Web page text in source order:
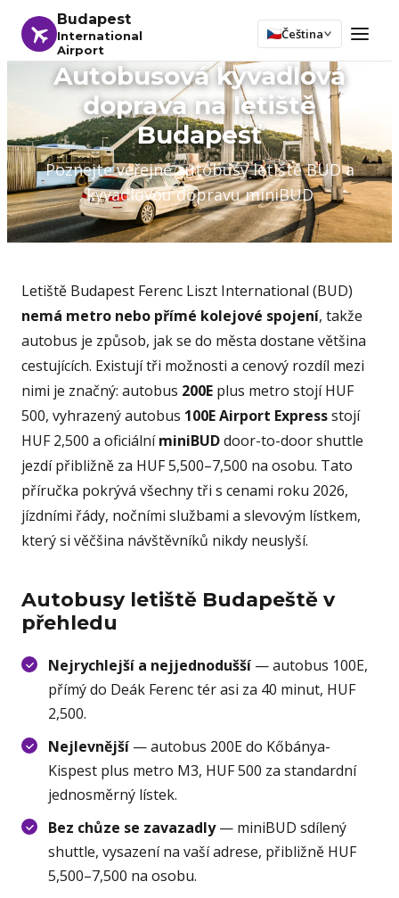
Budapest
International
Airport
Čeština
Autobusová kyvadlová
doprava na letiště
Budapešť
Poznejte veřejné autobusy letiště BUD a
kyvadlovou dopravu miniBUD
Letiště Budapest Ferenc Liszt International (BUD)
nemá metro nebo přímé kolejové spojení, takže
autobus je způsob, jak se do města dostane většina
cestujících. Existují tři možnosti a cenový rozdíl mezi
nimi je značný: autobus 200E plus metro stojí HUF
500, vyhrazený autobus 100E Airport Expressstojí
HUF 2,500 a oficiálníminiBUDdoor-to-door shuttle
jezdí přibližně za HUF 5,500–7,500 na osobu. Tato
příručka pokrývá všechny tři s cenami roku 2026,
jízdními řády, nočními službami a slevovým lístkem,
který si věčšina návštěvníků nikdy neuslyší.
Autobusy letiště Budapeště v
přehledu
Nejrychlejší a nejjednodušší — autobus 100E,
přímý do Deák Ferenc tér asi za 40 minut, HUF
2,500.
Nejlevnější — autobus 200E do Kőbánya-
Kispest plus metro M3, HUF 500 za standardní
jednosměrný lístek.
Bez chůze se zavazadly— miniBUD sdílený
shuttle, vysazení na vaší adrese, přibližně HUF
5,500–7,500 na osobu.